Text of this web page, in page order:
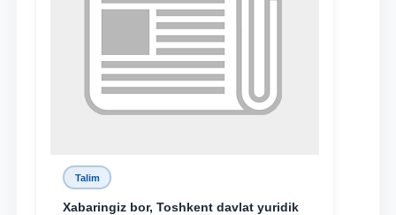
Talim
Xabaringiz bor, Toshkent davlat yuridik